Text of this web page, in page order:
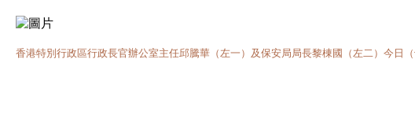
香港特別行政區行政長官辦公室主任邱騰華（左一）及保安局局長黎棟國（左二）今日